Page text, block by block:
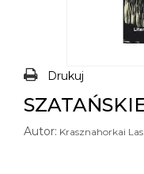
Drukuj
Autor: Krasznahorkai